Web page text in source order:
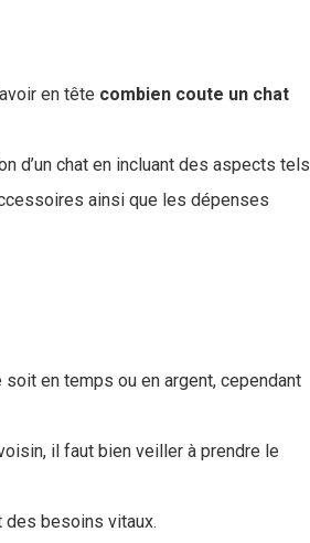
en tête combien coute un chat
d’un chat en incluant des aspects tels
ainsi que les dépenses
en temps ou en argent, cependant
il faut bien veiller à prendre le
besoins vitaux.